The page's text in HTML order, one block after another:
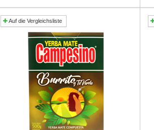
Auf die Vergleichsliste